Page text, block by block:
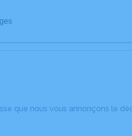
que nous vous annonçons le